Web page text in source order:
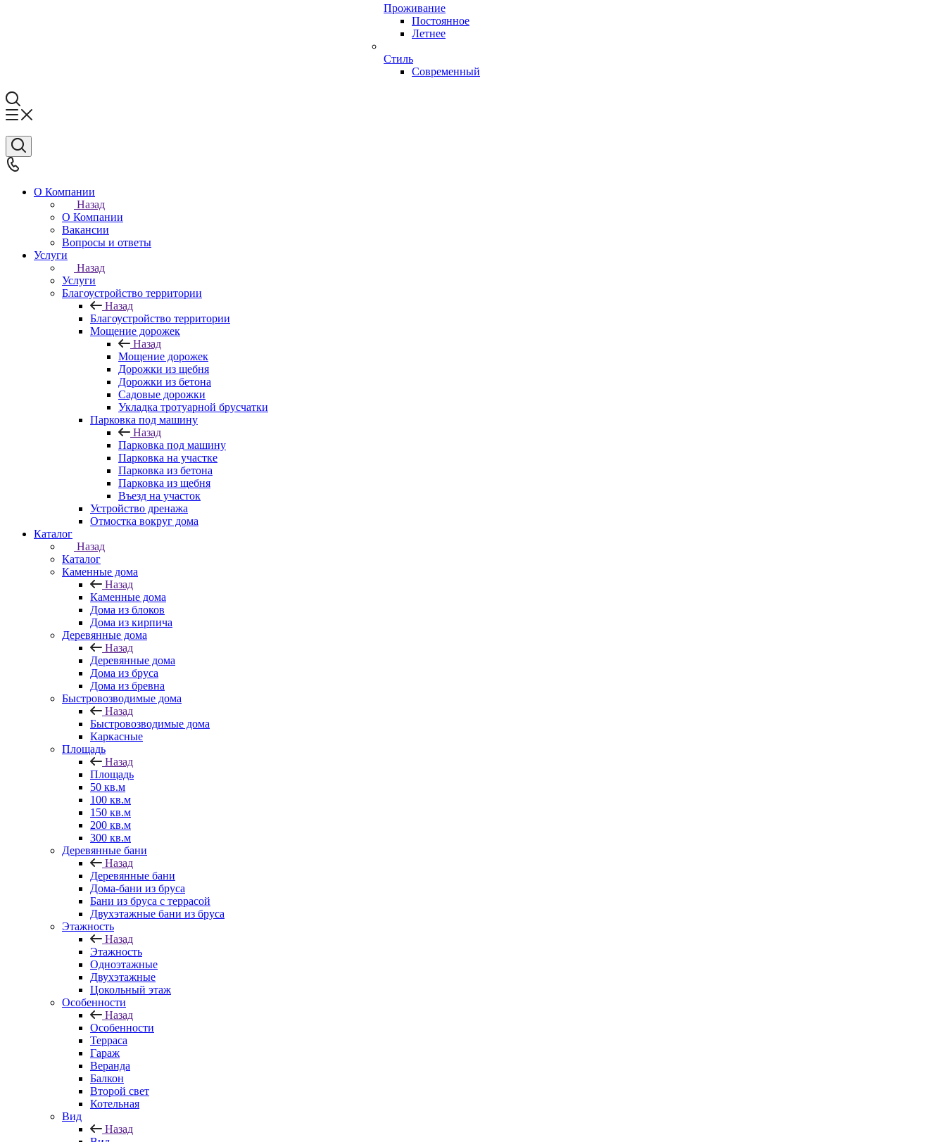
Проживание
Постоянное
Летнее
Стиль
Современный
О Компании
Назад
О Компании
Вакансии
Вопросы и ответы
Услуги
Назад
Услуги
Благоустройство территории
Назад
Благоустройство территории
Мощение дорожек
Назад
Мощение дорожек
Дорожки из щебня
Дорожки из бетона
Садовые дорожки
Укладка тротуарной брусчатки
Парковка под машину
Назад
Парковка под машину
Парковка на участке
Парковка из бетона
Парковка из щебня
Въезд на участок
Устройство дренажа
Отмостка вокруг дома
Каталог
Назад
Каталог
Каменные дома
Назад
Каменные дома
Дома из блоков
Дома из кирпича
Деревянные дома
Назад
Деревянные дома
Дома из бруса
Дома из бревна
Быстровозводимые дома
Назад
Быстровозводимые дома
Каркасные
Площадь
Назад
Площадь
50 кв.м
100 кв.м
150 кв.м
200 кв.м
300 кв.м
Деревянные бани
Назад
Деревянные бани
Дома-бани из бруса
Бани из бруса с террасой
Двухэтажные бани из бруса
Этажность
Назад
Этажность
Одноэтажные
Двухэтажные
Цокольный этаж
Особенности
Назад
Особенности
Терраса
Гараж
Веранда
Балкон
Второй свет
Котельная
Вид
Назад